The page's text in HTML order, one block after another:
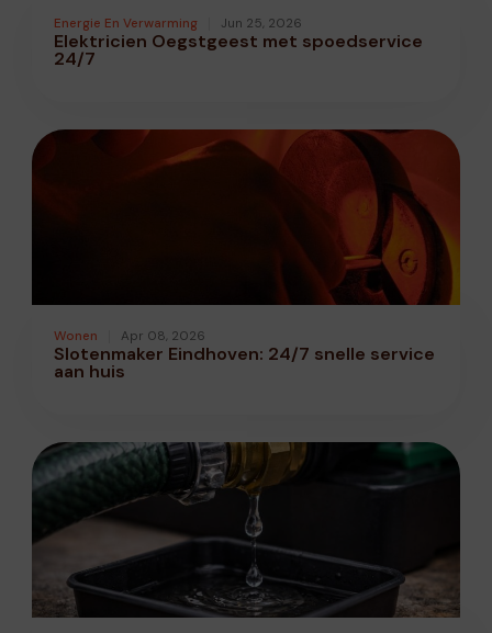
Energie En Verwarming Jun 25, 2026
Elektricien Oegstgeest met spoedservice
24/7
Wonen Apr 08, 2026
Slotenmaker Eindhoven: 24/7 snelle service
aan huis